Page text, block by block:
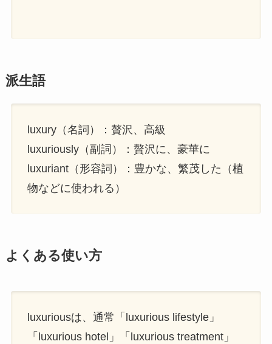
派生語
luxury（名詞）：贅沢、高級
luxuriously（副詞）：贅沢に、豪華に
luxuriant（形容詞）：豊かな、繁茂した（植
物などに使われる）
よくある使い方
luxuriousは、通常「luxurious lifestyle」
「luxurious hotel」「luxurious treatment」